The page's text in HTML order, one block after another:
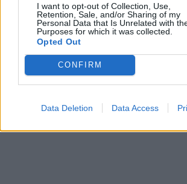
I want to opt-out of Collection, Use,
Retention, Sale, and/or Sharing of my
Personal Data that Is Unrelated with
Purposes for which it was collected.
Opted Out
CONFIRM
Data Deletion Data Access